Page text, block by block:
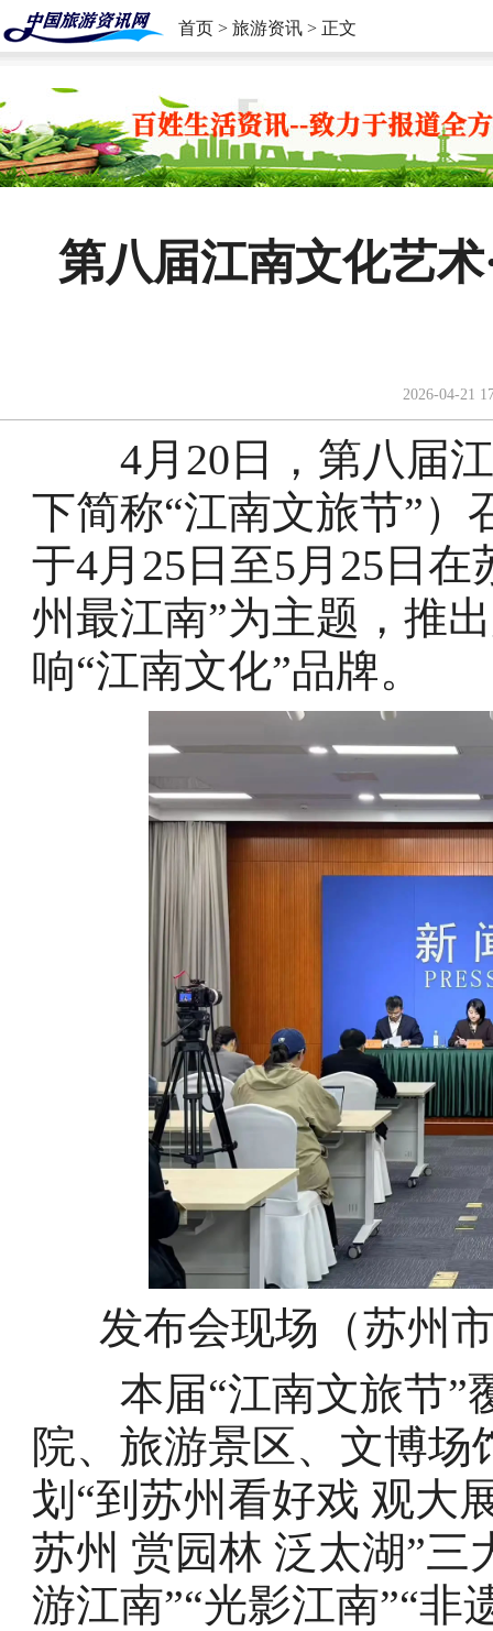
首页 > 旅游资讯 > 正文
第八届江南文化艺
2026-04-21
4月20日，第八届江
下简称“江南文旅节”
于4月25日至5月25日
州最江南”为主题，推
响“江南文化”品牌。
发布会现场（苏州
本届“江南文旅节”
院、旅游景区、文博
划“到苏州看好戏 观大
苏州 赏园林 泛太湖”三
游江南”“光影江南”“非